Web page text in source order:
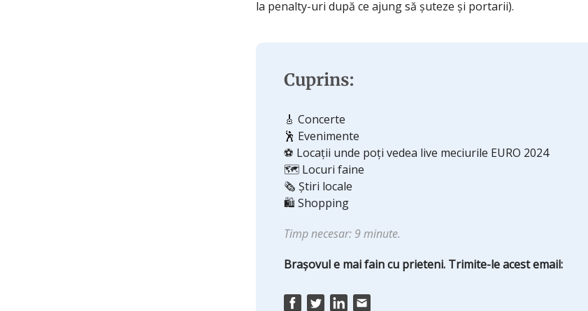
la penalty-uri după ce ajung să șuteze și portarii).
Cuprins:
🎸 Concerte
🕺 Evenimente
⚽ Locații unde poți vedea live meciurile EURO 2024
🗺️ Locuri faine
🗞️ Știri locale
🛍️ Shopping
Timp necesar: 9 minute.
Brașovul e mai fain cu prieteni. Trimite-le acest email: